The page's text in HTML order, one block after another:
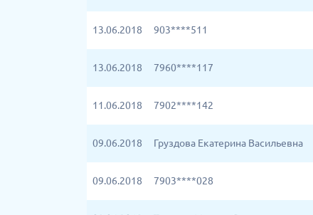
13.06.2018 903****511
13.06.2018 7960****117
11.06.2018 7902****142
09.06.2018 Груздова Екатерина Васильевна
09.06.2018 7903****028